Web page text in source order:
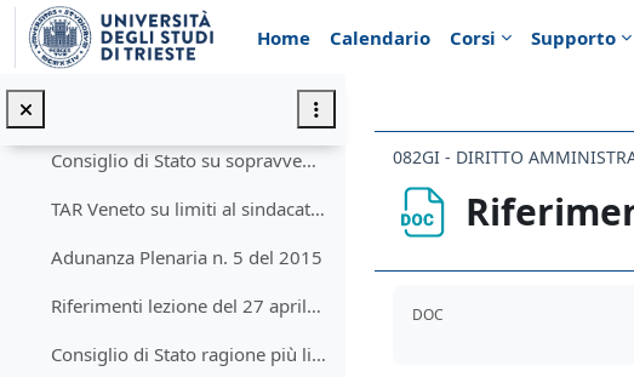
Vai al contenuto principale
Home
Calendario Corsi Supporto
Minimizza
Consiglio di Stato su sopravvenienze e ragione più liquida
TAR Veneto su limiti al sindacato della discrezionalità tecnica
Adunanza Plenaria n. 5 del 2015
Riferimenti lezione del 27 aprile 2021
Consiglio di Stato ragione più liquida
082GI - DIRITTO
DOC